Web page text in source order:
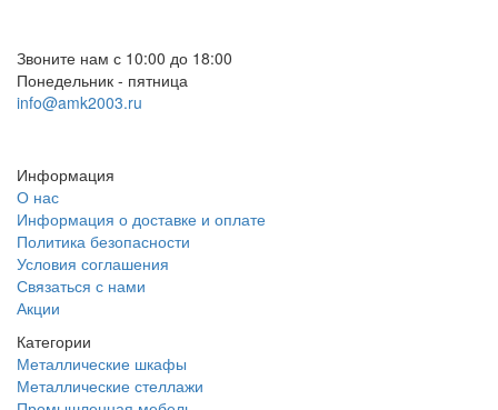
Звоните нам с 10:00 до 18:00
Понедельник - пятница
info@amk2003.ru
Информация
О нас
Информация о доставке и оплате
Политика безопасности
Условия соглашения
Связаться с нами
Акции
Категории
Металлические шкафы
Металлические стеллажи